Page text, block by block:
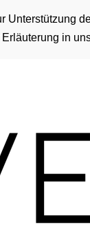
Unterstützung
in